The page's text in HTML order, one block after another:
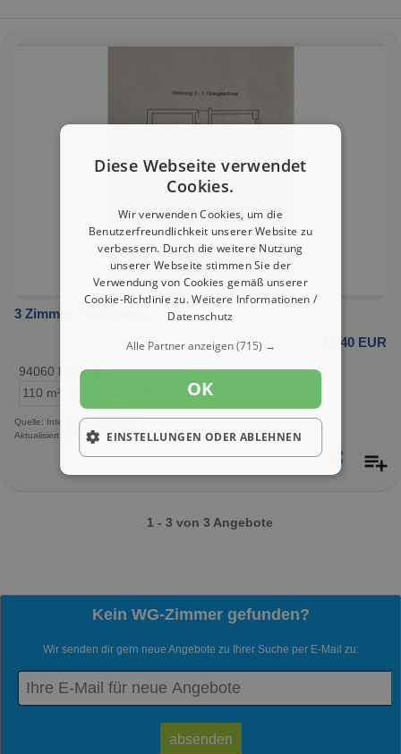
3 Zimmer - Wohnung
1.340 EUR
94060 Pocking
110 m²
Wohnung
Quelle: Internet-Kleinanzeigen
Aktualisiert: 23 Stunden, 35 Minuten
1 - 3 von 3 Angebote
Kein WG-Zimmer gefunden?
Wir senden dir gern neue Angebote zu Ihrer Suche per E-Mail zu:
Diese Webseite verwendet
Cookies.
Wir verwenden Cookies, um die
Benutzerfreundlichkeit unserer Website zu
verbessern. Durch die weitere Nutzung
unserer Webseite stimmen Sie der
Verwendung von Cookies gemäß unserer
Cookie-Richtlinie zu.Weitere Informationen /
Datenschutz
Alle Partner anzeigen(715) →
OK
EINSTELLUNGEN ODER ABLEHNEN